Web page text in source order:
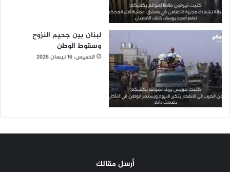
لبنان بين جحيم النزوح
وسقوط الوطن
الخميس، 16 نيسان 2026
أرسل مقالك